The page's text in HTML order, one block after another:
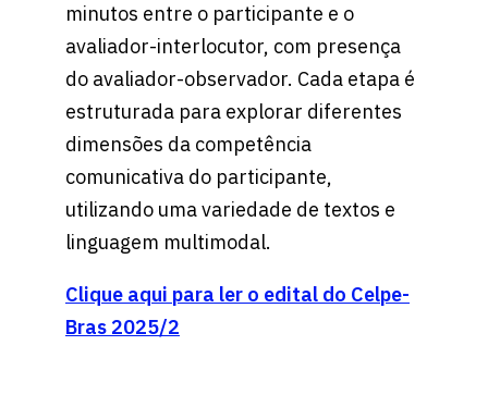
minutos entre o participante e o
avaliador-interlocutor, com presença
do avaliador-observador. Cada etapa é
estruturada para explorar diferentes
dimensões da competência
comunicativa do participante,
utilizando uma variedade de textos e
linguagem multimodal.
Clique aqui para ler o edital do Celpe-
Bras 2025/2